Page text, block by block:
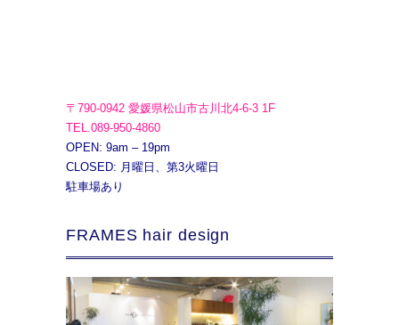
〒790-0942 愛媛県松山市古川北4-6-3 1F
TEL.089-950-4860
OPEN: 9am – 19pm
CLOSED: 月曜日、第3火曜日
駐車場あり
FRAMES hair design